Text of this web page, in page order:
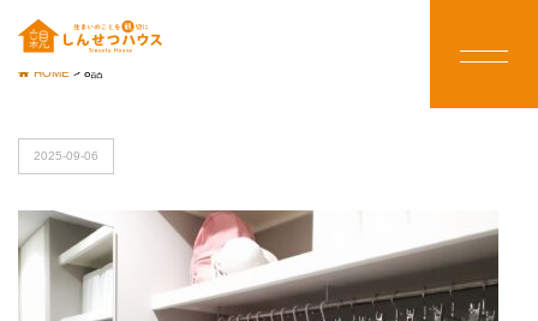
HOME > 8話
2025-09-06